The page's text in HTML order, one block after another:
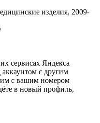
изделия, 2009-
сервисах Яндекса
с другим
с вашим номером
в новый профиль,